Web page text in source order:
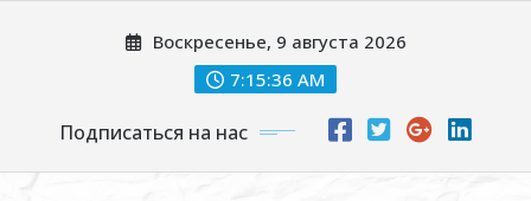
Воскресенье, 9 августа 2026
7:15:37 AM
Подписаться на нас